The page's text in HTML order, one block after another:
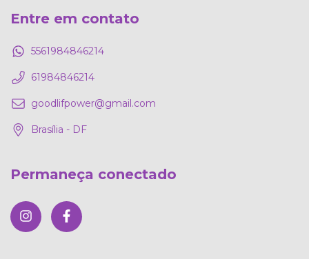
Entre em contato
5561984846214
61984846214
goodlifpower@gmail.com
Brasília - DF
Permaneça conectado